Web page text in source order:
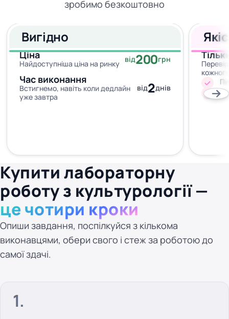
зробимо безкоштовно
Вигідно
Ціна
Найдоступніша ціна на ринку від200грн
Час виконання
Встигнемо, навіть коли дедлайн
уже завтра
від2днів
Купити лабораторну
роботу з культурології —
це чотири кроки
Опиши завдання, поспілкуйся з кількома
виконавцями, обери свого і стеж за роботою до
самої здачі.